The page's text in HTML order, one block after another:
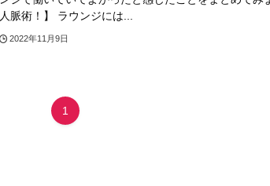
人脈術！】 ラウンジには...
2022年11月9日
1